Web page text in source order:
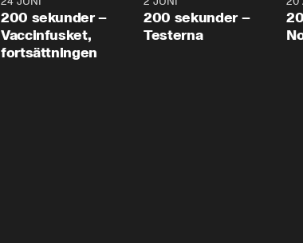
200 sekunder –
Vaccinfusket,
fortsättningen
200 sekunder –
Testerna